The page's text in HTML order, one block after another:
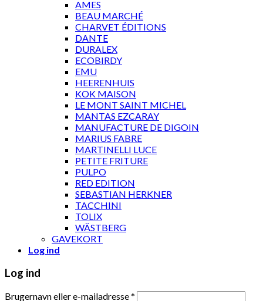
AMES
BEAU MARCHÉ
CHARVET ÉDITIONS
DANTE
DURALEX
ECOBIRDY
EMU
HEERENHUIS
KOK MAISON
LE MONT SAINT MICHEL
MANTAS EZCARAY
MANUFACTURE DE DIGOIN
MARIUS FABRE
MARTINELLI LUCE
PETITE FRITURE
PULPO
RED EDITION
SEBASTIAN HERKNER
TACCHINI
TOLIX
WÄSTBERG
GAVEKORT
Log ind
Log ind
Brugernavn eller e-mailadresse*